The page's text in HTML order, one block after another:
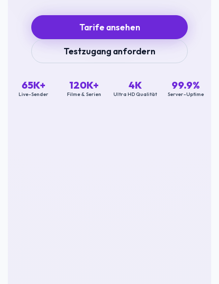
Tarife ansehen
Testzugang anfordern
65K+
Live-Sender
120K+
Filme & Serien
4K
Ultra HD Qualität
99.9%
Server-Uptime